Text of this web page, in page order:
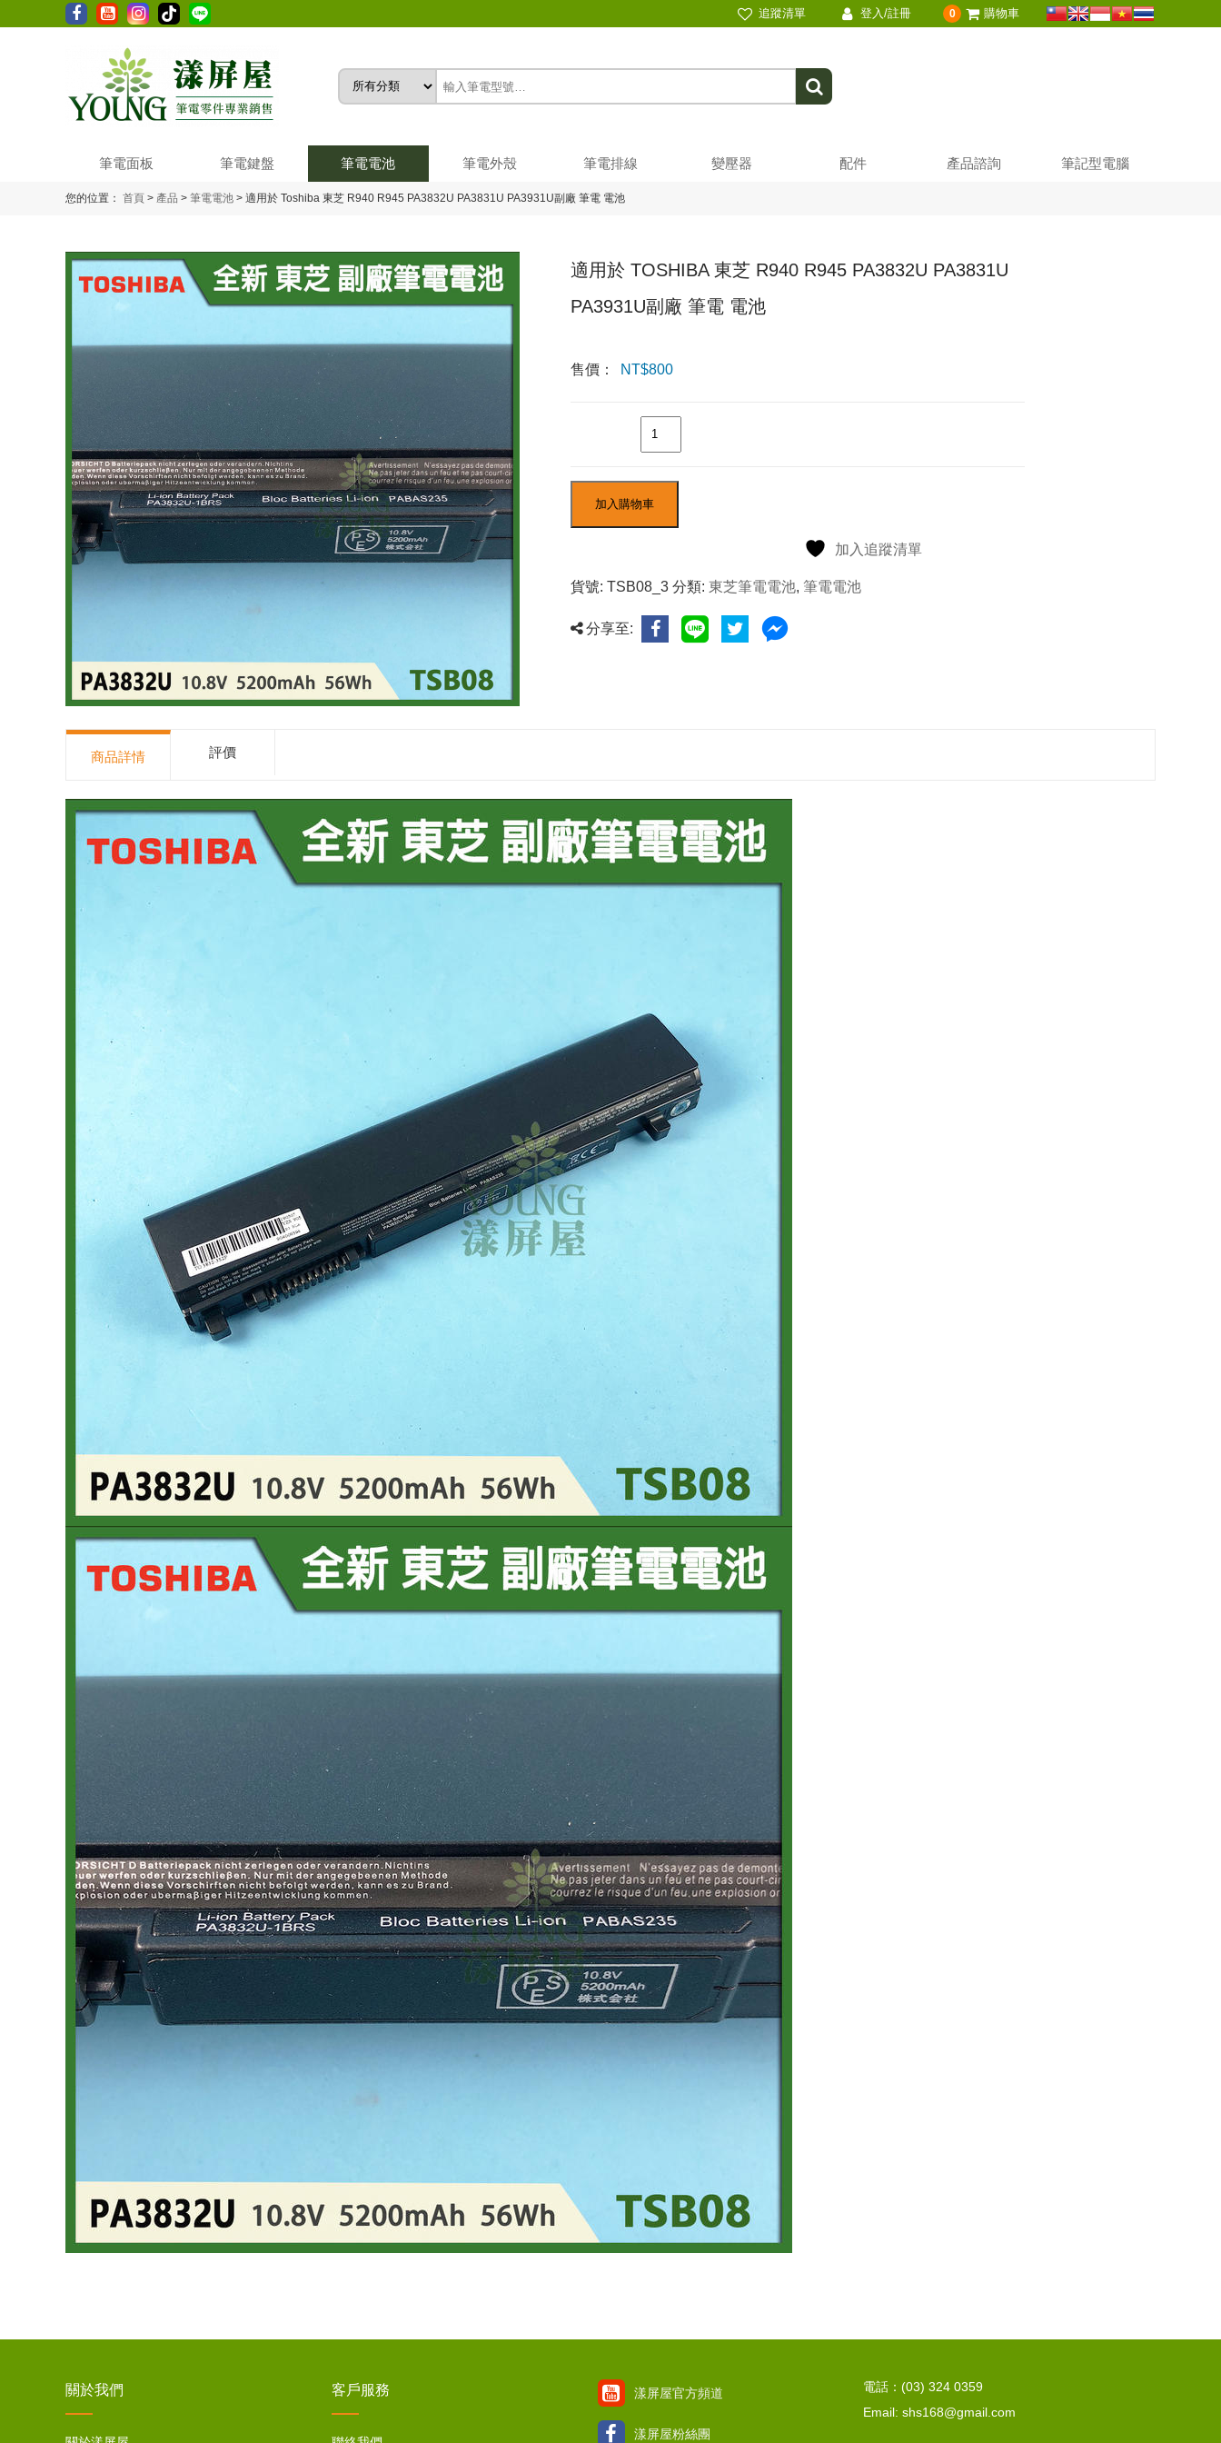
追蹤清單 登入/註冊 0 購物車
筆電面板 筆電鍵盤 筆電電池 筆電外殼 筆電排線 變壓器 配件 產品諮詢 筆記型電腦
您的位置： 首頁 > 產品 > 筆電電池 > 適用於 Toshiba 東芝 R940 R945 PA3832U PA3831U PA3931U副廠 筆電 電池
適用於 TOSHIBA 東芝 R940 R945 PA3832U PA3831U
PA3931U副廠 筆電 電池
售價： NT$800
加入購物車
加入追蹤清單
貨號:TSB08_3 分類:東芝筆電電池,筆電電池
分享至:
商品詳情 評價
關於我們 客戶服務 漾屏屋官方頻道
漾屏屋粉絲團
電話：(03) 324 0359
Email: shs168@gmail.com